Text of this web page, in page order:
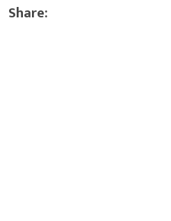
Share: